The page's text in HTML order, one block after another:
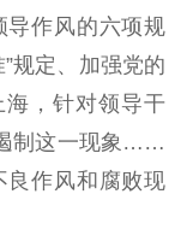
审
作风的六项规
规定、加强党的
海，针对领导干
制这一现象……
良作风和腐败现